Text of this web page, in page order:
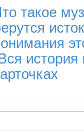
такое